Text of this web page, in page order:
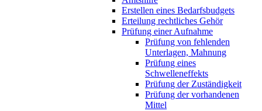
Erstellen eines Bedarfsbudgets
Erteilung rechtliches Gehör
Prüfung einer Aufnahme
Prüfung von fehlenden
Unterlagen, Mahnung
Prüfung eines
Schwelleneffekts
Prüfung der Zuständigkeit
Prüfung der vorhandenen
Mittel